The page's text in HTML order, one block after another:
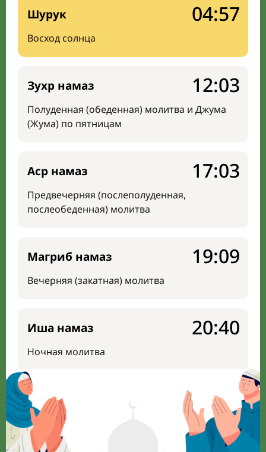
Шурук
Восход солнца
04:57
Зухр намаз
Полуденная (обеденная) молитва и Джума
(Жума) по пятницам
12:03
Аср намаз
Предвечерняя (послеполуденная,
послеобеденная) молитва
17:03
Магриб намаз
Вечерняя (закатная) молитва
19:09
Иша намаз
Ночная молитва
20:40